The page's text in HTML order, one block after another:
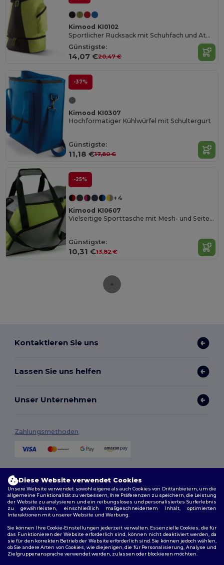
Kimood KI0102
Sportlicher Rucksack mit Schuhfach und Atmungsaktivem Rücken
Günstigste:
14,07 €20,47 €
-37%
Kimood KI0307
Hochformatiger Kühlwürfel mit Schultergurt
Günstigste:
11,18 €17,80 €
-25%
+4
Kimood KI0607
Vielseitige Sporttasche mit Mesh- und Seitentaschen
Günstigste:
10,31 €13,82 €
Kontaktieren Sie uns
Lassen Sie uns helfen
Unser Unternehmen
Zahlungsmethoden
Folge uns
Diese Website verwendet Cookies
Unsere Website verwendet sowohl eigene als auch Cookies von Drittanbietern, um die
allgemeine Funktionalität zu verbessern, Ihre Präferenzen zu speichern, die Leistung
der Website zu analysieren und ein reibungsloses und personalisiertes Surferlebnis
zu gewährleisten, einschließlich maßgeschneidertem Inhalt, optimierten
Interaktionen mit unserer Website und Werbung.
Sie können Ihre Cookie-Einstellungen jederzeit verwalten. Essenzielle Cookies, die für
das Funktionieren der Website erforderlich sind, können nicht deaktiviert werden, da
sie für den korrekten Betrieb der Website erforderlich sind. Sie können jedoch wählen,
ob Sie andere Arten von Cookies, wie diejenigen, die für Personalisierung, Analyse und
Zielgruppenansprache verwendet werden, zulassen oder blockieren möchten.